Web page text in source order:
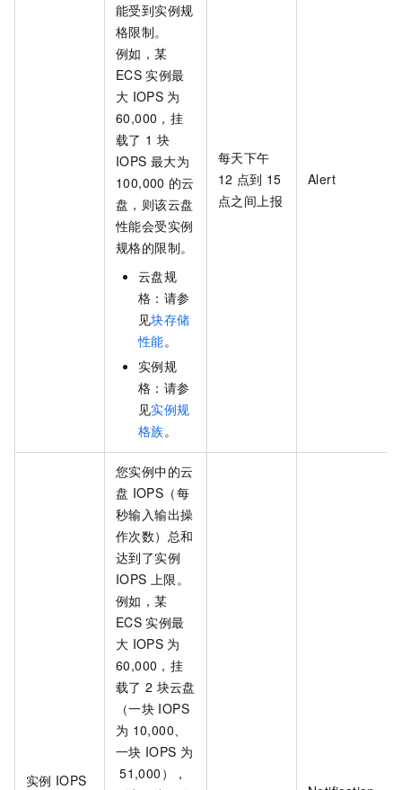
能受到实例规
格限制。
例如，某
ECS 实例最
大 IOPS 为
60,000，挂
载了 1 块
IOPS 最大为
100,000 的云
盘，则该云盘
性能会受实例
规格的限制。
云盘规
格：请参
见块存储
性能。
实例规
格：请参
见实例规
格族。
每天下午
12 点到 15
点之间上报
Alert
实例 IOPS
您实例中的云
盘 IOPS（每
秒输入输出操
作次数）总和
达到了实例
IOPS 上限。
例如，某
ECS 实例最
大 IOPS 为
60,000，挂
载了 2 块云盘
（一块 IOPS
为 10,000、
一块 IOPS 为
51,000），